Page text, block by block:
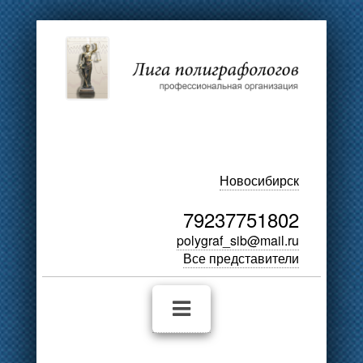
Новосибирск
79237751802
polygraf_sib@mail.ru
Все представители